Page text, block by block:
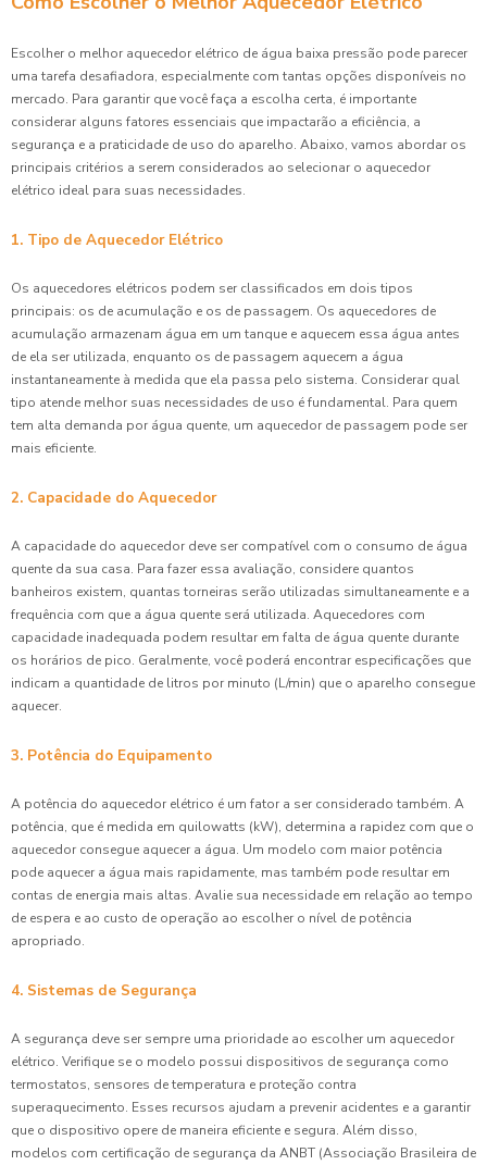
Escolher o melhor aquecedor elétrico de água baixa pressão pode parecer
uma tarefa desafiadora, especialmente com tantas opções disponíveis no
mercado. Para garantir que você faça a escolha certa, é importante
considerar alguns fatores essenciais que impactarão a eficiência, a
segurança e a praticidade de uso do aparelho. Abaixo, vamos abordar os
principais critérios a serem considerados ao selecionar o aquecedor
elétrico ideal para suas necessidades.
1. Tipo de Aquecedor Elétrico
Os aquecedores elétricos podem ser classificados em dois tipos
principais: os de acumulação e os de passagem. Os aquecedores de
acumulação armazenam água em um tanque e aquecem essa água antes
de ela ser utilizada, enquanto os de passagem aquecem a água
instantaneamente à medida que ela passa pelo sistema. Considerar qual
tipo atende melhor suas necessidades de uso é fundamental. Para quem
tem alta demanda por água quente, um aquecedor de passagem pode ser
mais eficiente.
2. Capacidade do Aquecedor
A capacidade do aquecedor deve ser compatível com o consumo de água
quente da sua casa. Para fazer essa avaliação, considere quantos
banheiros existem, quantas torneiras serão utilizadas simultaneamente e a
frequência com que a água quente será utilizada. Aquecedores com
capacidade inadequada podem resultar em falta de água quente durante
os horários de pico. Geralmente, você poderá encontrar especificações que
indicam a quantidade de litros por minuto (L/min) que o aparelho consegue
aquecer.
3. Potência do Equipamento
A potência do aquecedor elétrico é um fator a ser considerado também. A
potência, que é medida em quilowatts (kW), determina a rapidez com que o
aquecedor consegue aquecer a água. Um modelo com maior potência
pode aquecer a água mais rapidamente, mas também pode resultar em
contas de energia mais altas. Avalie sua necessidade em relação ao tempo
de espera e ao custo de operação ao escolher o nível de potência
apropriado.
4. Sistemas de Segurança
A segurança deve ser sempre uma prioridade ao escolher um aquecedor
elétrico. Verifique se o modelo possui dispositivos de segurança como
termostatos, sensores de temperatura e proteção contra
superaquecimento. Esses recursos ajudam a prevenir acidentes e a garantir
que o dispositivo opere de maneira eficiente e segura. Além disso,
modelos com certificação de segurança da ANBT (Associação Brasileira de